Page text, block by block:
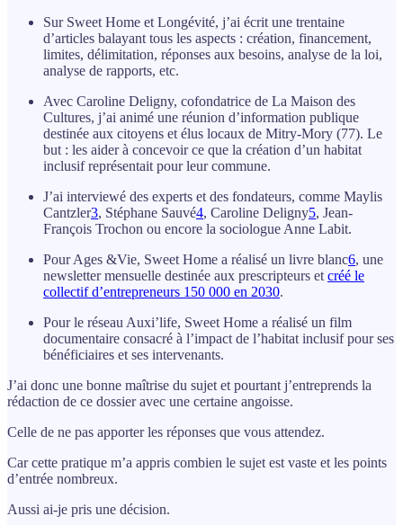
Sur Sweet Home et Longévité, j’ai écrit une trentaine
d’articles balayant tous les aspects : création, financement,
limites, délimitation, réponses aux besoins, analyse de la loi,
analyse de rapports, etc.
Avec Caroline Deligny, cofondatrice de La Maison des
Cultures, j’ai animé une réunion d’information publique
destinée aux citoyens et élus locaux de Mitry-Mory (77). Le
but : les aider à concevoir ce que la création d’un habitat
inclusif représentait pour leur commune.
J’ai interviewé des experts et des fondateurs, comme Maylis
Cantzler3, Stéphane Sauvé4, Caroline Deligny5, Jean-
François Trochon ou encore la sociologue Anne Labit.
Pour Ages &Vie, Sweet Home a réalisé un livre blanc6, une
newsletter mensuelle destinée aux prescripteurs et créé le
collectif d’entrepreneurs 150 000 en 2030.
Pour le réseau Auxi’life, Sweet Home a réalisé un film
documentaire consacré à l’impact de l’habitat inclusif pour ses
bénéficiaires et ses intervenants.
J’ai donc une bonne maîtrise du sujet et pourtant j’entreprends la
rédaction de ce dossier avec une certaine angoisse.
Celle de ne pas apporter les réponses que vous attendez.
Car cette pratique m’a appris combien le sujet est vaste et les points
d’entrée nombreux.
Aussi ai-je pris une décision.